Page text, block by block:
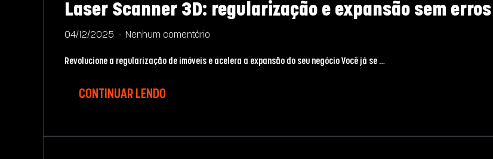
Laser Scanner 3D: regularização e expansão sem erros
04/12/2025 Nenhum comentário
Revolucione a regularização de imóveis e acelera a expansão do seu negócio Você já se …
CONTINUAR LENDO